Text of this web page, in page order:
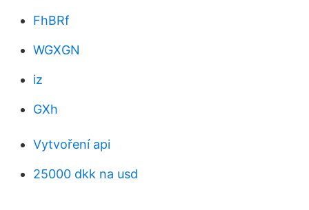
FhBRf
WGXGN
iz
GXh
Vytvoření api
25000 dkk na usd